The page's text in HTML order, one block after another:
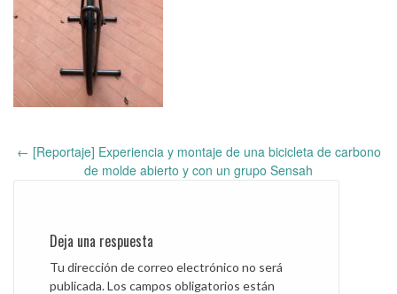
navigation
← [Reportaje] Experiencia y montaje de una bicicleta de carbono
de molde abierto y con un grupo Sensah
Deja una respuesta
Tu dirección de correo electrónico no será
publicada.Los campos obligatorios están